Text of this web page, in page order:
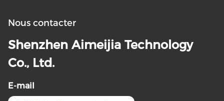
Nous contacter
Shenzhen Aimeijia Technology
Co., Ltd.
E-mail